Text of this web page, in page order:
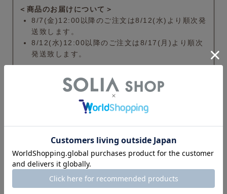
＜商品のお届けについて＞
8/7(金)12:00以降のご注文は8/12(水)より順次発
送致します。
8/12(水)12:00以降のご注文は8/17(月)より順次
発送致します。
＜お問合せについて＞
休業期間中にいただいたお問合せについては休業日
明けに順次回答致します。
【定期便】次回注文に関わるご連絡は、受信日を確
認し順次対応致します。
休業日前後は、配送・お問合せともに混雑すること